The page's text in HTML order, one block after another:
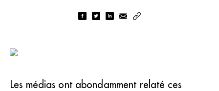
Les médias ont abondamment relaté ces